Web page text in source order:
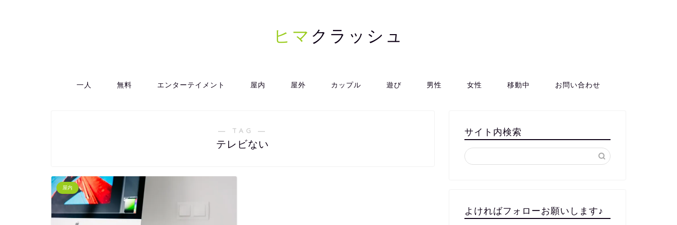
ヒマ クラッシュ
一人 無料 エンターテイメント 屋内 屋外 カップル 遊び 男性 女性 移動中 お問い合わせ
― TAG ―
テレビない
屋内
サイト内検索
よければフォローお願いします♪